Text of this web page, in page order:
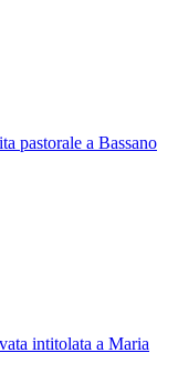
pastorale a Bassano
intitolata a Maria